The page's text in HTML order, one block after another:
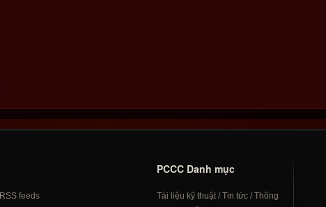
RSS feeds
PCCC Danh mục
Tài liệu kỹ thuật/Tin tức/Thông